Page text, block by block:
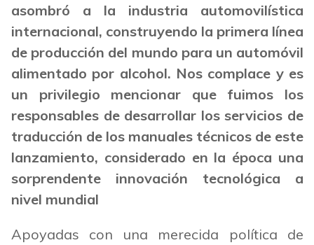
asombró a la industria automovilística
internacional, construyendo la primera línea
de producción del mundo para un automóvil
alimentado por alcohol. Nos complace y es
un privilegio mencionar que fuimos los
responsables de desarrollar los servicios de
traducción de los manuales técnicos de este
lanzamiento, considerado en la época una
sorprendente innovación tecnológica a
nivel mundial
Apoyadas con una merecida política de